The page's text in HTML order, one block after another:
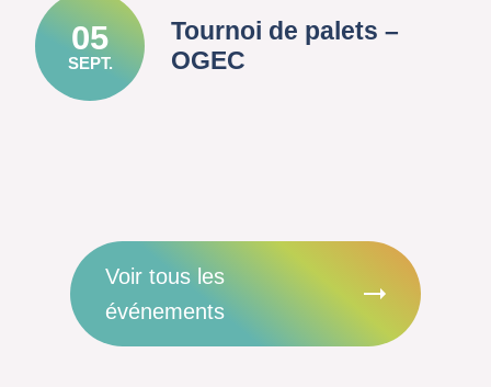
05
SEPT.
Tournoi de palets –
OGEC
Voir tous les
événements